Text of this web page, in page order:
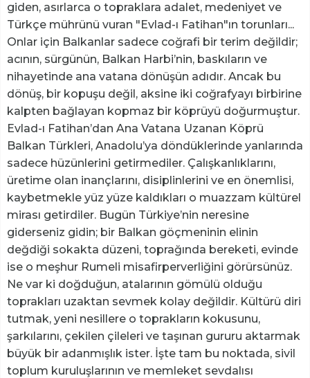
giden, asırlarca o topraklara adalet, medeniyet ve
Türkçe mührünü vuran "Evlad-ı Fatihan"ın torunları... ​
Onlar için Balkanlar sadece coğrafi bir terim değildir;
acının, sürgünün, Balkan Harbi’nin, baskıların ve
nihayetinde ana vatana dönüşün adıdır. Ancak bu
dönüş, bir kopuşu değil, aksine iki coğrafyayı birbirine
kalpten bağlayan kopmaz bir köprüyü doğurmuştur. ​
Evlad-ı Fatihan’dan Ana Vatana Uzanan Köprü ​
Balkan Türkleri, Anadolu’ya döndüklerinde yanlarında
sadece hüzünlerini getirmediler. Çalışkanlıklarını,
üretime olan inançlarını, disiplinlerini ve en önemlisi,
kaybetmekle yüz yüze kaldıkları o muazzam kültürel
mirası getirdiler. Bugün Türkiye’nin neresine
giderseniz gidin; bir Balkan göçmeninin elinin
değdiği sokakta düzeni, toprağında bereketi, evinde
ise o meşhur Rumeli misafirperverliğini görürsünüz. ​
Ne var ki doğduğun, atalarının gömülü olduğu
toprakları uzaktan sevmek kolay değildir. Kültürü diri
tutmak, yeni nesillere o toprakların kokusunu,
şarkılarını, çekilen çileleri ve taşınan gururu aktarmak
büyük bir adanmışlık ister. İşte tam bu noktada, sivil
toplum kuruluşlarının ve memleket sevdalısı